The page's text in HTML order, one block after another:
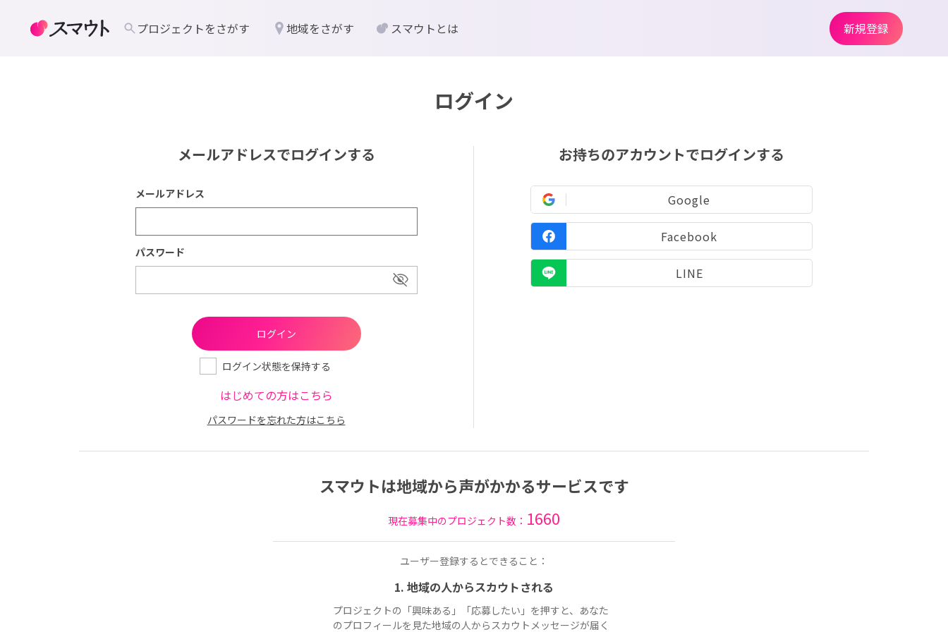
ログイン
メールアドレスでログインする
メールアドレス
パスワード
ログイン状態を保持する
はじめての方はこちら
パスワードを忘れた方はこちら
お持ちのアカウントでログインする
Google
Facebook
LINE
スマウトは地域から声がかかるサービスです
現在募集中のプロジェクト数： 1660
ユーザー登録するとできること：
1. 地域の人からスカウトされる
プロジェクトの「興味ある」「応募したい」を押すと、あなた
のプロフィールを見た地域の人からスカウトメッセージが届く
プロジェクトをさがす 地域をさがす スマウトとは 新規登録